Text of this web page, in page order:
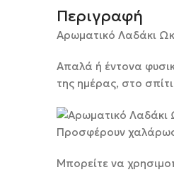
Περιγραφή
Αρωματικό Λαδάκι
Απαλά ή έντονα
της ημέρας, στο
Προσφέρουν
Μπορείτε να